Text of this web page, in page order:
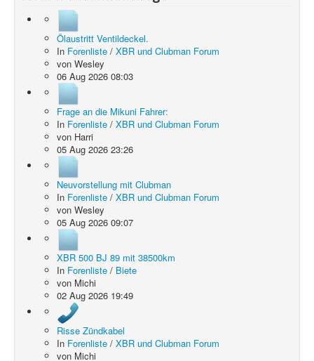
Ölaustritt Ventildeckel.
In Forenliste / XBR und Clubman Forum
von Wesley
06 Aug 2026 08:03
Frage an die Mikuni Fahrer:
In Forenliste / XBR und Clubman Forum
von Harri
05 Aug 2026 23:26
Neuvorstellung mit Clubman
In Forenliste / XBR und Clubman Forum
von Wesley
05 Aug 2026 09:07
XBR 500 BJ 89 mit 38500km
In Forenliste / Biete
von Michi
02 Aug 2026 19:49
Risse Zündkabel
In Forenliste / XBR und Clubman Forum
von Michi